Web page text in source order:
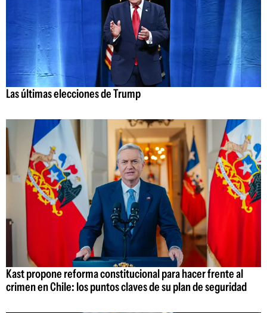
Las últimas elecciones de Trump
Kast propone reforma constitucional para hacer frente al
crimen en Chile: los puntos claves de su plan de seguridad